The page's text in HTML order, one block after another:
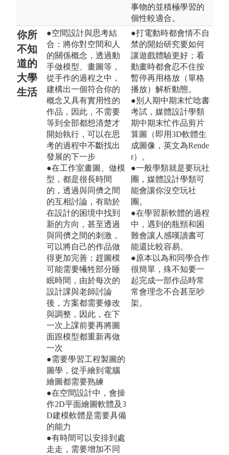
事物的並積極學習的
個性較適合。
你所
不知
道的
大學
生活
●空間設計與思考結
合：將你對空間和人
的關係概念，透過動
手做模型、畫圖等，
從手作的過程之中，
建構出一個符合你的
概念又具有實用性的
作品，因此，不需要
等到全部都想清楚才
開始執行，可以在思
考的過程中不斷找出
發展的下一步
●在工作室畫圖、做模
型，都是很長時間
的，透過與同儕之間
的互相討論，有助於
在設計的困境中找到
新的方向，甚至透過
與同儕之間的刺激，
可以將自己的作品做
得更加完善；趕圖模
可能需要犧牲部分睡
眠時間，由於每次的
設計課與老師討論
後，方案都需要修改
與調整，因此，在下
一次上課前要再將圖
面跟模型都重新再做
一次
●需要學習工程製圖的
圖學，從手繪到電腦
繪圖都需要熟練
●在空間設計中，會操
作2D平面繪圖軟體及3
D建模軟體是需要具備
的能力
●有時間可以安排到處
走走，需要增加不同
●打電動時都會情不自
禁的開始研究要如何
讓遊戲體驗更好；看
動畫時都會忍不住按
暫停再用格放（單格
播放）解析動態。
●別人期中期末忙唸書
考試，媒體設計學類
期中期末忙作品剪片
算圖（即用3D軟體生
成圖像，英文為Rende
r）。
●一般學類就是要玩社
團，媒體設計學類可
能會讓你沒空玩社
團。
●在學習新軟體的過程
中，遇到的瓶頸和困
難會讓人感嘆讀書可
能還比較容易。
●原本以為和同學合作
很簡單，殊不知要一
起完成一部作品時常
常會理念不合甚至吵
架。